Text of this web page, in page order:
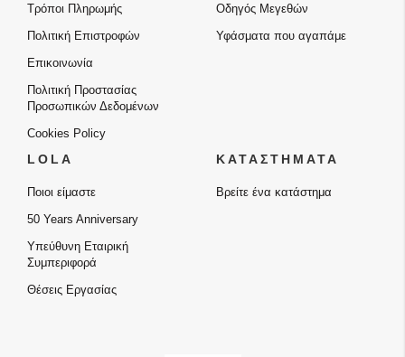
Τρόποι Πληρωμής
Πολιτική Επιστροφών
Επικοινωνία
Πολιτική Προστασίας
Προσωπικών Δεδομένων
Cookies Policy
Οδηγός Μεγεθών
Υφάσματα που αγαπάμε
LOLA
Ποιοι είμαστε
50 Years Anniversary
Υπεύθυνη Εταιρική
Συμπεριφορά
Θέσεις Εργασίας
ΚΑΤΑΣΤΗΜΑΤΑ
Βρείτε ένα κατάστημα